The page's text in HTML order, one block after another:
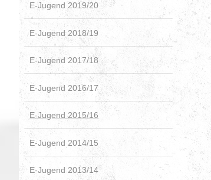
E-Jugend 2019/20
E-Jugend 2018/19
E-Jugend 2017/18
E-Jugend 2016/17
E-Jugend 2015/16
E-Jugend 2014/15
E-Jugend 2013/14